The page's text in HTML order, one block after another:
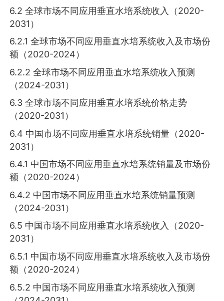
6.2 全球市场不同应用垂直水培系统收入（2020-
2031）
6.2.1 全球市场不同应用垂直水培系统收入及市场份
额（2020-2024）
6.2.2 全球市场不同应用垂直水培系统收入预测
（2024-2031）
6.3 全球市场不同应用垂直水培系统价格走势
（2020-2031）
6.4 中国市场不同应用垂直水培系统销量（2020-
2031）
6.4.1 中国市场不同应用垂直水培系统销量及市场份
额（2020-2024）
6.4.2 中国市场不同应用垂直水培系统销量预测
（2024-2031）
6.5 中国市场不同应用垂直水培系统收入（2020-
2031）
6.5.1 中国市场不同应用垂直水培系统收入及市场份
额（2020-2024）
6.5.2 中国市场不同应用垂直水培系统收入预测